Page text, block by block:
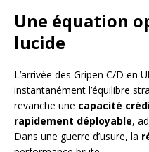
Une équation
lucide
L’arrivée des Gripen C/D en
instantanément l’équilibre
revanche une capacité
rapidement déployable,
Dans une guerre d’usure, la